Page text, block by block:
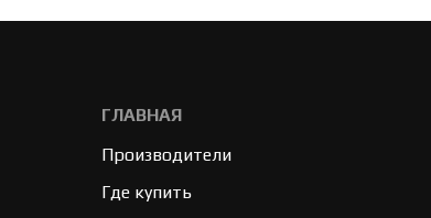
ГЛАВНАЯ
Производители
Где купить